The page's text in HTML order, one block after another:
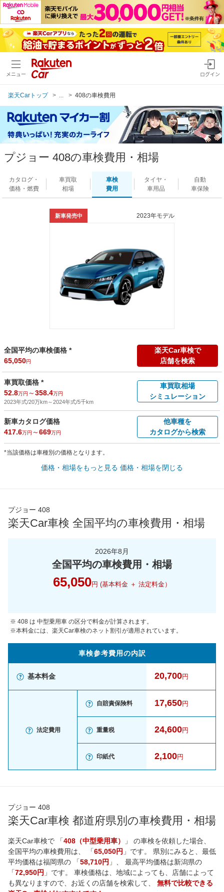
メニュー ログイン
楽天Carトップ 408の車検費用
プジョー 408の車検費用・相場
カタログ・
価格・燃費
車買取
相場
車検
費用
タイヤ・
車用品
自動
車保険
新車発売中 2023年モデル
全国平均の車検価格 *
65,050円
楽天Car車検で
店舗を検索
車買取価格 *
52.8万円 ～358.4万円
2023年式/20万km～2024年式/5千km
車買取相場
シミュレーション
新車カタログ価格
417.6万円 ～669万円
他車種を
カタログから検索
*当該価格は車種別の価格となります。
価格・相場をもっと見る 価格・相場を閉じる
プジョー 408
楽天Car車検 全国平均の車検費用・相場
2026年8月
全国平均の車検費用・相場
65,050円 (基本料金 ＋ 法定料金）
※ 408 は 中型乗用車 の区分で料金が計算されます。
※本料金には、楽天Car車検のネット割引が適用されています。
車検参考費用の内訳
基本料金 20,700円
法定費用
自賠責保険料 17,650円
重量税 24,600円
印紙代 2,100円
プジョー 408
楽天Car車検 都道府県別の車検費用・相場
楽天Car車検で 「408（中型乗用車）
」 の車検を依頼した場合、
全国平均の車検費用は、 「65,050円 」です。 県別にみると、最低
平均価格は福岡県の 「58,710円 」、 最高平均価格は新潟県の
「72,950円 」です。 車検価格は、地域によっても、店舗によって
も異なりますので、お近くの店舗を検索して、 無料で比較できる